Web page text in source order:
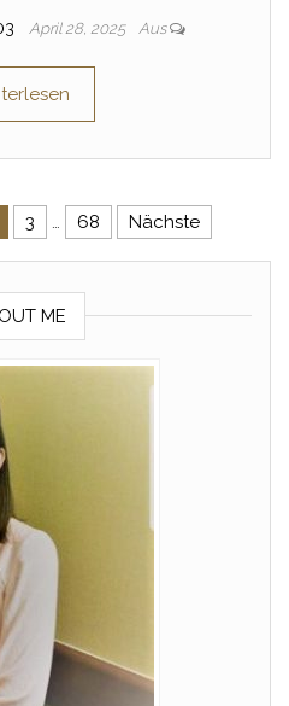
April 28, 2025 Aus
der
3 … 68 Nächste
ME